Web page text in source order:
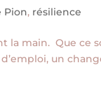
Pion, résilience
la main. Que ce
un